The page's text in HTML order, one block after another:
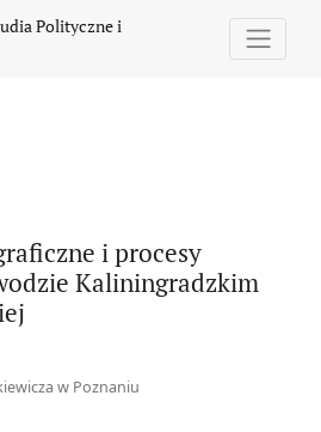
Polityczne i
i procesy
Kaliningradzkim
w Poznaniu